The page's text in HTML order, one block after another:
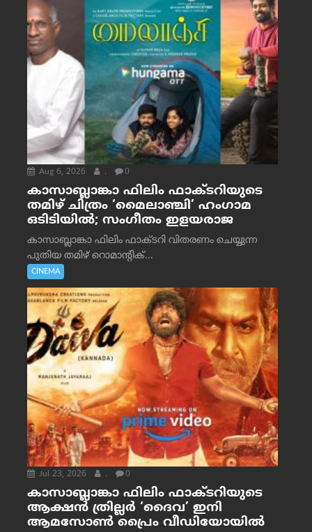
Aug 6, 2026 . 0
കാസാബ്ലാങ്കാ ഫിലിം ഫാക്ടറിയുടെ
തമിഴ് ചിത്രം ‘മൈലാഞ്ചി’ ഹംഗാമ
ഒടിടിയിൽ; സംഗീതം ഇളയരാജ
കാസാബ്ലാങ്കാ ഫിലിം ഫാക്ടറി വിതരണം ചെയ്യുന്ന
പുതിയ തമിഴ് റൊമാന്റിക്...
CINEMA
Jul 23, 2026 . 0
കാസാബ്ലാങ്കാ ഫിലിം ഫാക്ടറിയുടെ
ആക്ഷൻ ത്രില്ലർ ‘ദൈവ’ ഇനി
ആമസോൺ പ്രൈം വീഡിയോയിൽ